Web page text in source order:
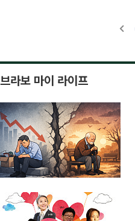
브라보 마이 라이프